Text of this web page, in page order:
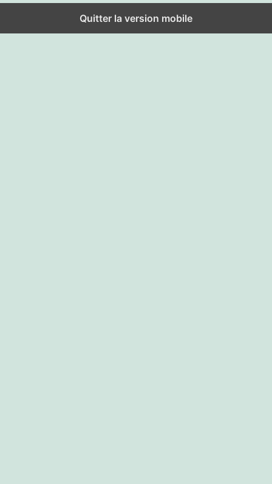
Quitter la version mobile